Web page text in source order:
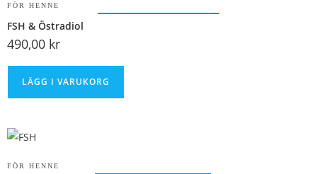
FÖR HENNE
FSH & Östradiol
490,00 kr
LÄGG I VARUKORG
FÖR HENNE